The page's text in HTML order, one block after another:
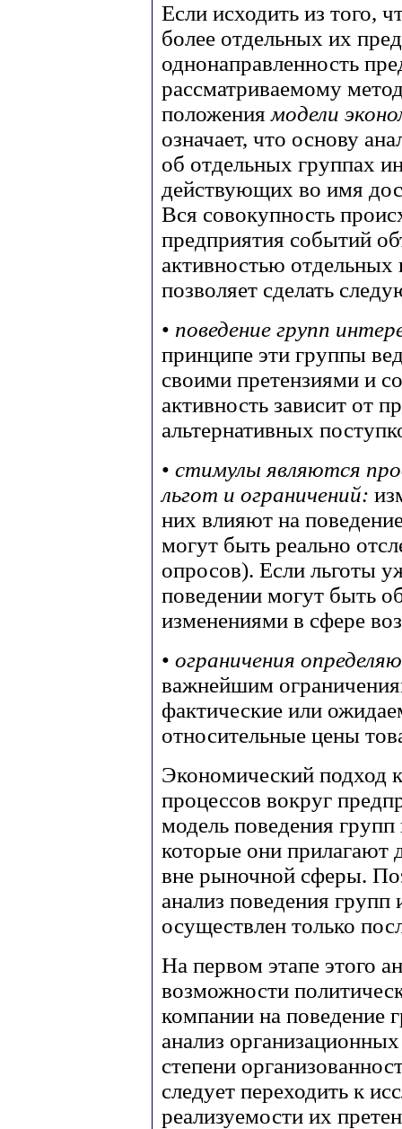
Если исходить из того,
более отдельных их
однонаправленность
рассматриваемому
положениямодели
означает, что основу
об отдельных группах
действующих во имя
Вся совокупность
предприятия событий
активностью
позволяет сделать
• поведение групп
принципе эти группы
своими претензиями и
активность зависит от
альтернативных
• стимулы являются
льгот и ограничений:
них влияют на
могут быть реально
опросов). Если льготы
поведении могут быть
изменениями в сфере
• ограничения
важнейшим
фактические или
относительные цены
Экономический подход
процессов вокруг
модель поведения групп
которые они прилагают
вне рыночной сферы.
анализ поведения
осуществлен только
На первом этапе этого
возможности
компании на поведение
анализ
степени
следует переходить к
реализуемости их